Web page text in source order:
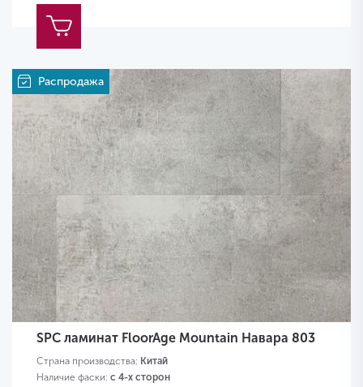
Распродажа
SPC ламинат FloorAge Mountain Навара 803
Страна производства: Китай
Наличие фаски: с 4-х сторон